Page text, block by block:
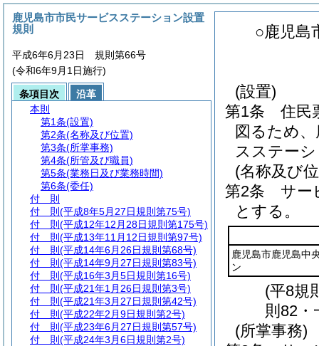
○鹿児島
(設置)
第1条
住民
図るため
スステー
(名称及び
第2条
サー
とする。
鹿児島市鹿児島中
ン
(平8規
則82・
(所掌事務)
鹿児島市市民サービスステーション設置
規則
平成6年6月23日 規則第66号
(令和6年9月1日施行)
条項目次
沿革
本則
第1条(設置)
第2条(名称及び位置)
第3条(所掌事務)
第4条(所管及び職員)
第5条(業務日及び業務時間)
第6条(委任)
付 則
付 則 (平成8年5月27日規則第75号)
付 則 (平成12年12月28日規則第175号)
付 則 (平成13年11月12日規則第97号)
付 則 (平成14年6月26日規則第68号)
付 則 (平成14年9月27日規則第83号)
付 則 (平成16年3月5日規則第16号)
付 則 (平成21年1月26日規則第3号)
付 則 (平成21年3月27日規則第42号)
付 則 (平成22年2月9日規則第2号)
付 則 (平成23年6月27日規則第57号)
付 則 (平成24年3月6日規則第2号)